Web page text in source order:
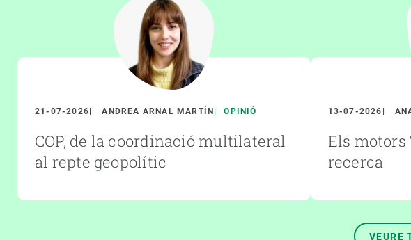
21-07-2026 ANDREA ARNAL MARTÍN OPINIÓ
COP, de la coordinació multilateral
al repte geopolític
13-07-2026
Els motors
recerca
VEURE